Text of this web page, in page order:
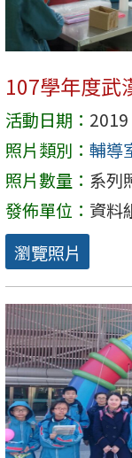
107學年度武
活動日期： 2019
照片類別： 輔導
照片數量： 系列
發佈單位： 資料
瀏覽照片